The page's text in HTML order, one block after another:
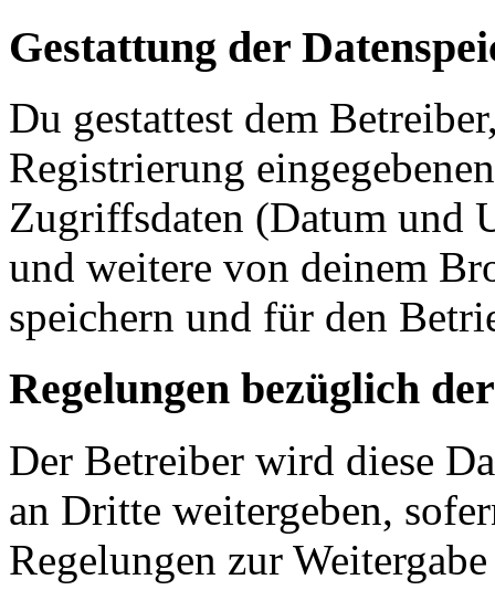
Gestattung der
Du gestattest dem
Registrierung
Zugriffsdaten (Datum und
und weitere von deinem
speichern und für den
Regelungen bezüglich
Der Betreiber wird diese
an Dritte weitergeben,
Regelungen zur